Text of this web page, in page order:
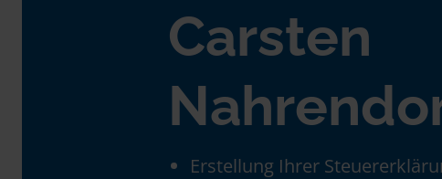
Carsten
Erstellung Ihrer